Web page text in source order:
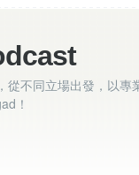
從不同立場出發，以專
！